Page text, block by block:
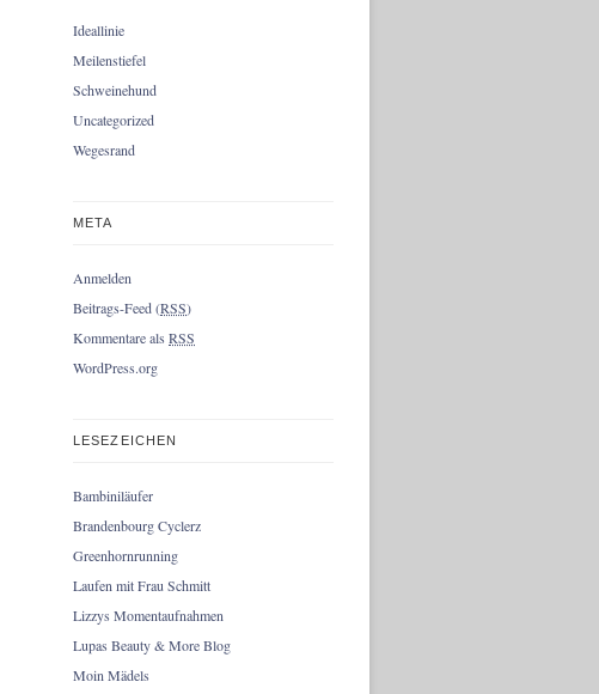
Ideallinie
Meilenstiefel
Schweinehund
Uncategorized
Wegesrand
META
Anmelden
Beitrags-Feed (RSS)
Kommentare als RSS
WordPress.org
LESEZEICHEN
Bambiniläufer
Brandenbourg Cyclerz
Greenhornrunning
Laufen mit Frau Schmitt
Lizzys Momentaufnahmen
Lupas Beauty & More Blog
Moin Mädels